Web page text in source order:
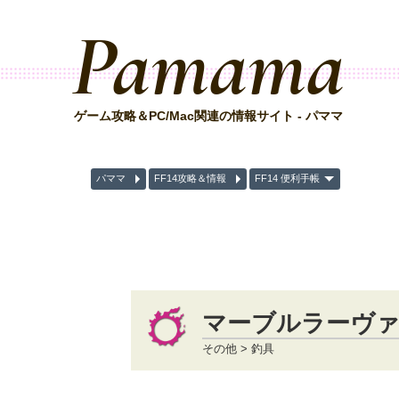
Pamama
ゲーム攻略＆PC/Mac関連の情報サイト - パママ
パママ FF14攻略＆情報 FF14 便利手帳
マーブルラーヴァ
その他 > 釣具